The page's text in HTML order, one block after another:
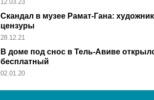
12.03.23
Скандал в музее Рамат-Гана:
цензуры
28.12.21
В доме под снос в Тель-Авиве
бесплатный
02.01.20